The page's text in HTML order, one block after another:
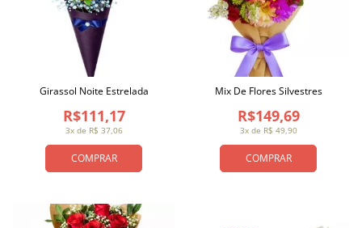
COMPRAR
3x de R$ 37,06
R$111,17
Girassol Noite Estrelada
COMPRAR
3x de R$ 49,90
R$149,69
Mix De Flores Silvestres